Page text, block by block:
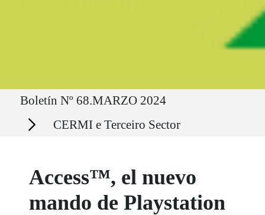
Ruta del sitio
Boletín Nº 68.MARZO 2024
Secciones CERMI e Terceiro Sector
Access™, el nuevo
mando de Playstation